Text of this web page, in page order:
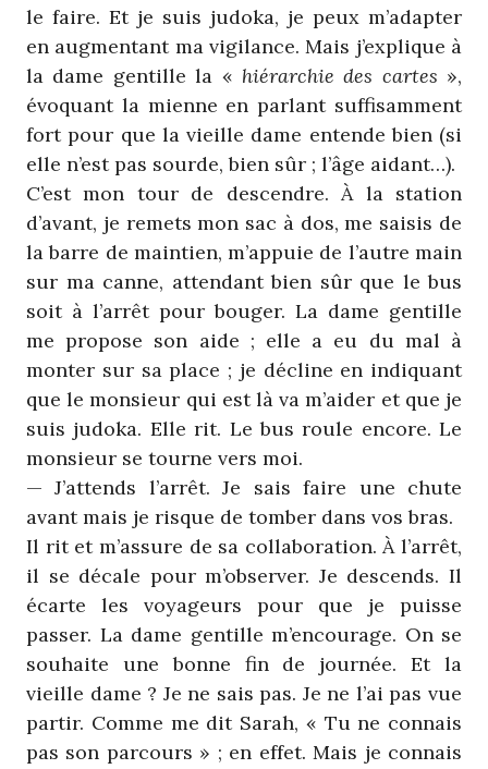
le faire. Et je suis judoka, je peux m’adapter
en augmentant ma vigilance. Mais j’explique à
la dame gentille la « hiérarchie des cartes »,
évoquant la mienne en parlant suffisamment
fort pour que la vieille dame entende bien (si
elle n’est pas sourde, bien sûr ; l’âge aidant…).
C’est mon tour de descendre. À la station
d’avant, je remets mon sac à dos, me saisis de
la barre de maintien, m’appuie de l’autre main
sur ma canne, attendant bien sûr que le bus
soit à l’arrêt pour bouger. La dame gentille
me propose son aide ; elle a eu du mal à
monter sur sa place ; je décline en indiquant
que le monsieur qui est là va m’aider et que je
suis judoka. Elle rit. Le bus roule encore. Le
monsieur se tourne vers moi.
— J’attends l’arrêt. Je sais faire une chute
avant mais je risque de tomber dans vos bras.
Il rit et m’assure de sa collaboration. À l’arrêt,
il se décale pour m’observer. Je descends. Il
écarte les voyageurs pour que je puisse
passer. La dame gentille m’encourage. On se
souhaite une bonne fin de journée. Et la
vieille dame ? Je ne sais pas. Je ne l’ai pas vue
partir. Comme me dit Sarah, « Tu ne connais
pas son parcours » ; en effet. Mais je connais